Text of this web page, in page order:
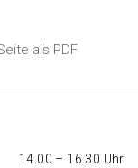
als PDF
14.00 – 16.30 Uhr